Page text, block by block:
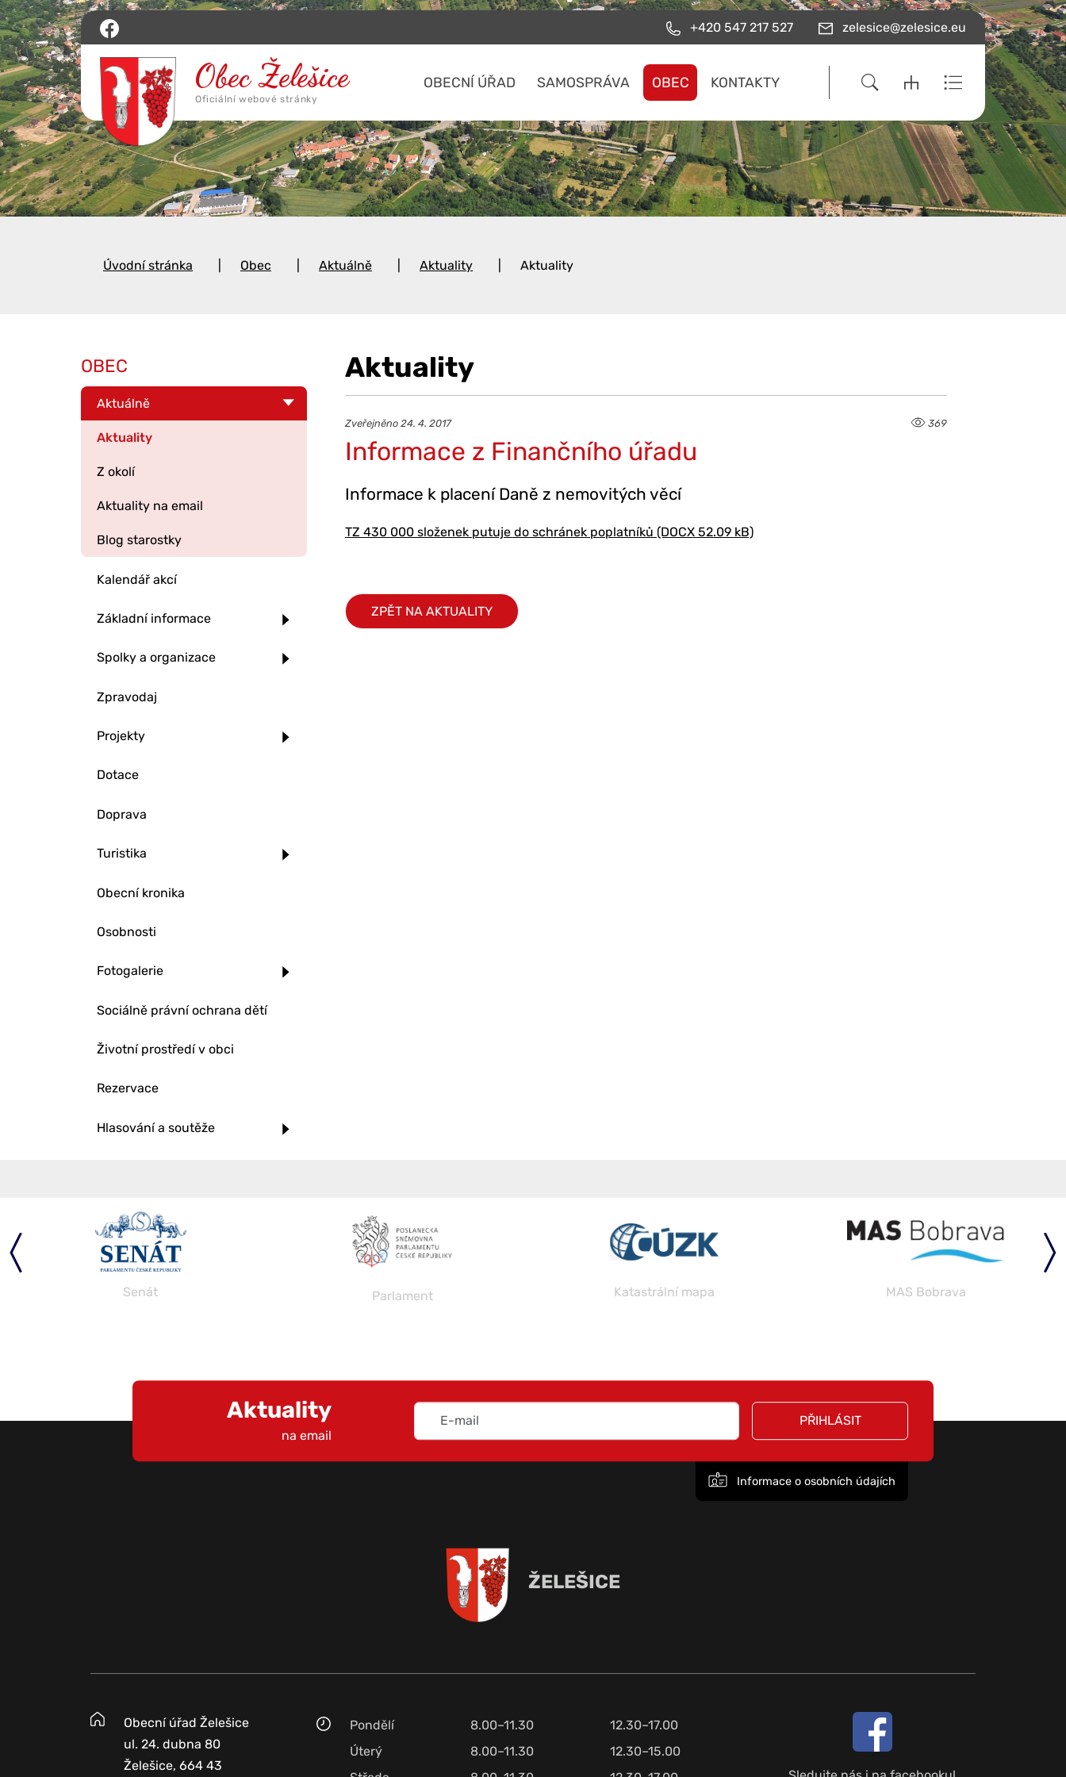
+420 547 217 527 zelesice@zelesice.eu
OBECNÍ ÚŘAD SAMOSPRÁVA OBEC KONTAKTY
Úvodní stránka Obec Aktuálně Aktuality Aktuality
Aktuality
Zveřejněno 24. 4. 2017 369
Informace z Finančního úřadu
Informace k placení Daně z nemovitých věcí
TZ 430 000 složenek putuje do schránek poplatníků (DOCX 52.09 kB)
ZPĚT NA AKTUALITY
OBEC
Aktuálně
Aktuality
Z okolí
Aktuality na email
Blog starostky
Kalendář akcí
Základní informace
Spolky a organizace
Zpravodaj
Projekty
Dotace
Doprava
Turistika
Obecní kronika
Osobnosti
Fotogalerie
Sociálně právní ochrana dětí
Životní prostředí v obci
Rezervace
Hlasování a soutěže
Senát Parlament Katastrální mapa MAS Bobrava
Aktuality
na email
PŘIHLÁSIT
Informace o osobních údajích
ŽELEŠICE
Obecní úřad Želešice
ul. 24. dubna 80
Želešice, 664 43
Pondělí 8.00–11.30
12.30–17.00
Úterý
8.00–11.30
12.30–15.00